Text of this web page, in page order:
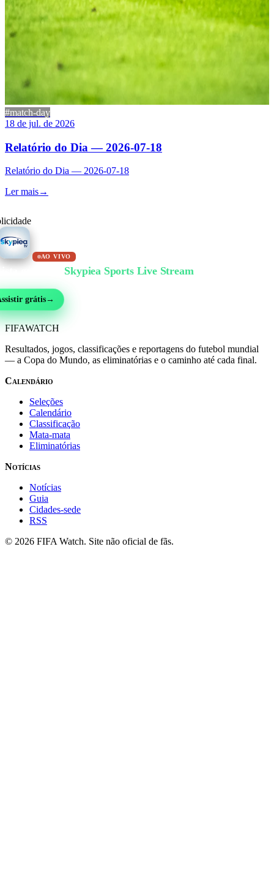
#match-day
18 de jul. de 2026
Relatório do Dia — 2026-07-18
Relatório do Dia — 2026-07-18
Ler mais→
AO VIVO
Skypiea Sports Live Stream
grátis→
FIFAWATCH
Resultados, jogos, classificações e reportagens do futebol mundial
— a Copa do Mundo, as eliminatórias e o caminho até cada final.
Calendário
Seleções
Calendário
Classificação
Mata-mata
Eliminatórias
Notícias
Notícias
Guia
Cidades-sede
RSS
© 2026 FIFA Watch. Site não oficial de fãs.